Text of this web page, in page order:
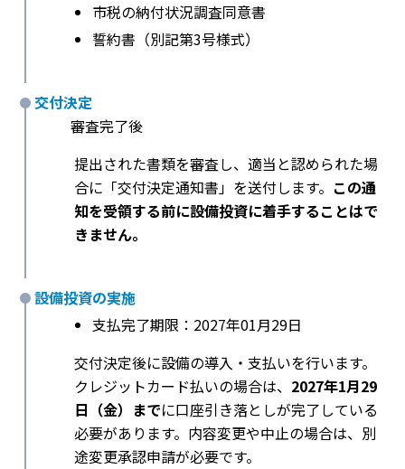
市税の納付状況調査同意書
誓約書（別記第3号様式）
交付決定
審査完了後
提出された書類を審査し、適当と認められた場
合に「交付決定通知書」を送付します。 この通
知を受領する前に設備投資に着手することはで
きません。
設備投資の実施
支払完了期限：2027年01月29日
交付決定後に設備の導入・支払いを行います。
クレジットカード払いの場合は、 2027年1月29
日（金）までに口座引き落としが完了している
必要があります。内容変更や中止の場合は、別
途変更承認申請が必要です。